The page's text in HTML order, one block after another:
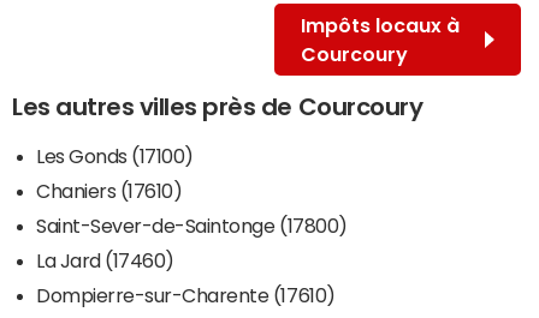
Impôts locaux à
Courcoury
Les autres villes près de Courcoury
Les Gonds (17100)
Chaniers (17610)
Saint-Sever-de-Saintonge (17800)
La Jard (17460)
Dompierre-sur-Charente (17610)